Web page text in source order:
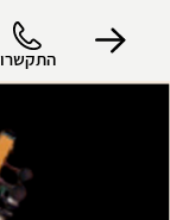
התקשרו